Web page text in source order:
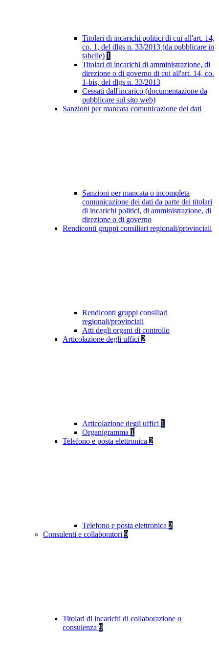
Titolari di incarichi politici di cui all'art. 14,
co. 1, del dlgs n. 33/2013 (da pubblicare in
tabelle) 1
Titolari di incarichi di amministrazione, di
direzione o di governo di cui all'art. 14, co.
1-bis, del dlgs n. 33/2013
Cessati dall'incarico (documentazione da
pubblicare sul sito web)
Sanzioni per mancata comunicazione dei dati
Sanzioni per mancata o incompleta
comunicazione dei dati da parte dei titolari
di incarichi politici, di amministrazione, di
direzione o di governo
Rendiconti gruppi consiliari regionali/provinciali
Rendiconti gruppi consiliari
regionali/provinciali
Atti degli organi di controllo
Articolazione degli uffici 2
Articolazione degli uffici 1
Organigramma 1
Telefono e posta elettronica 2
Telefono e posta elettronica 2
Consulenti e collaboratori 9
Titolari di incarichi di collaborazione o
consulenza 9